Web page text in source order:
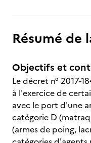
Résumé
Objectifs et
Le décret n° 2017-
à l'exercice de
avec le port d'une
catégorie D
(armes de poing,